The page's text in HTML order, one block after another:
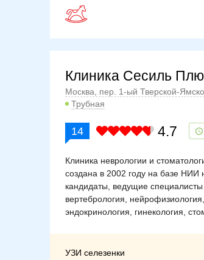
Клиника Сесиль
Москва, пер. 1-ый Тверской-
Трубная
14 4.7
Клиника неврологии и
создана в 2002 году на базе НИИ
кандидаты, ведущие специалисты
вертебрология,
эндокринология, гинекология,
УЗИ селезенки